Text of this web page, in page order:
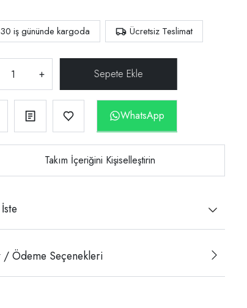
30 iş gününde kargoda Ücretsiz Teslimat
+
WhatsApp
Takım İçeriğini Kişiselleştirin
/ Ödeme Seçenekleri